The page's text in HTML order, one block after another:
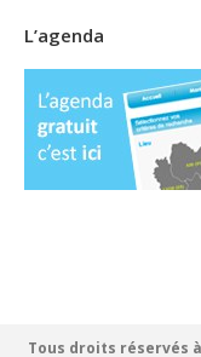
L’agenda
Tous droits réservés à